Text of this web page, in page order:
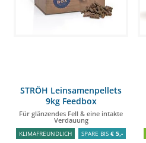
STRÖH Leinsamenpellets
9kg Feedbox
Für glänzendes Fell & eine intakte
Verdauung
KLIMAFREUNDLICH SPARE BIS € 5,-